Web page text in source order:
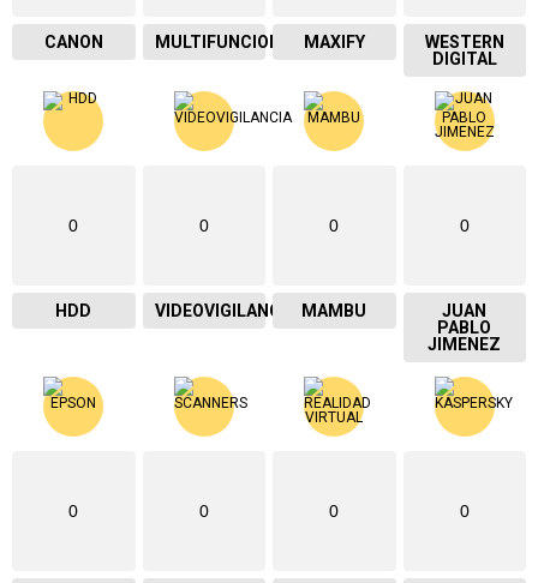
CANON MULTIFUNCIONAL MAXIFY
WESTERN
DIGITAL
0
HDD
0
VIDEOVIGILANCIA
0
MAMBU
0
JUAN
PABLO
JIMENEZ
0 0 0 0